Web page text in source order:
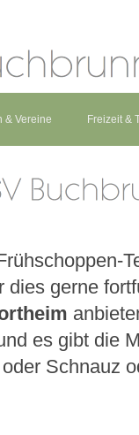
& Vereine Freizeit &
dies gerne
es gibt die
Schnauz